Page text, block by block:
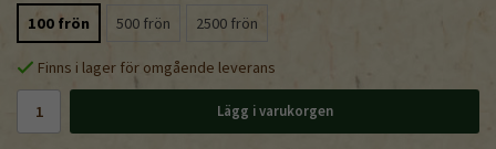
100 frön 500 frön 2500 frön
Finns i lager för omgående leverans
Lägg i varukorgen